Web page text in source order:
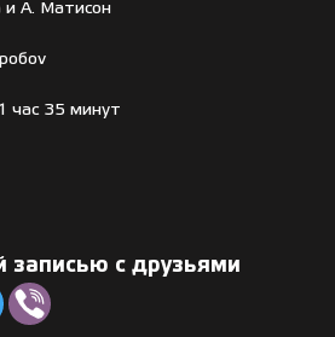
и А. Матисон
час 35 минут
записью с друзьями